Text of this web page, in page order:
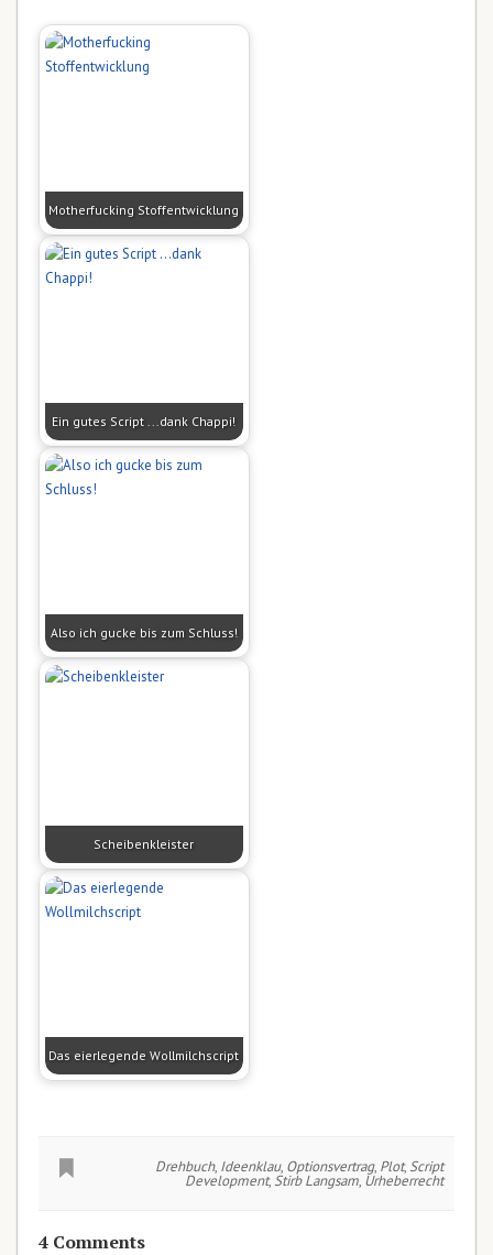
Motherfucking Stoffentwicklung
Ein gutes Script ...dank Chappi!
Also ich gucke bis zum Schluss!
Scheibenkleister
Das eierlegende Wollmilchscript
Drehbuch, Ideenklau, Optionsvertrag, Plot, Script
Development, Stirb Langsam, Urheberrecht
4 Comments